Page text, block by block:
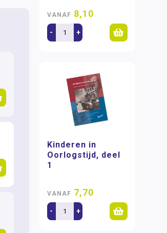
VANAF 8,10
- +
Kinderen in
Oorlogstijd, deel
1
VANAF 7,70
- +